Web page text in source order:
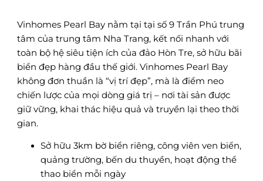
Vinhomes Pearl Bay nằm tại tại số 9 Trần Phú trung
tâm của trung tâm Nha Trang, kết nối nhanh với
toàn bộ hệ siêu tiện ích của đảo Hòn Tre, sở hữu bãi
biển đẹp hàng đầu thế giới. Vinhomes Pearl Bay
không đơn thuần là “vị trí đẹp”, mà là điểm neo
chiến lược của mọi dòng giá trị – nơi tài sản được
giữ vững, khai thác hiệu quả và truyền lại theo thời
gian.
Sở hữu 3km bờ biển riêng, công viên ven biển,
quảng trường, bến du thuyền, hoạt động thể
thao biển mỗi ngày